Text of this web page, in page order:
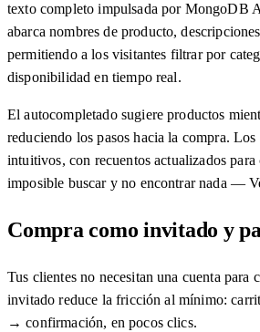
texto completo impulsada por MongoDB
abarca nombres de producto,
permitiendo a los visitantes filtrar por
disponibilidad en tiempo real.
El autocompletado sugiere productos
reduciendo los pasos hacia la compra.
intuitivos, con recuentos actualizados para
imposible buscar y no encontrar nada —
Compra como invitado y
Tus clientes no necesitan una cuenta para
invitado reduce la fricción al mínimo:
→ confirmación, en pocos clics.